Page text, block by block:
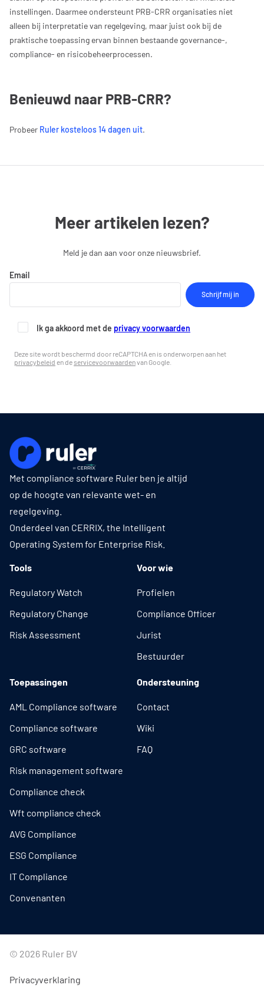
instellingen. Daarmee ondersteunt PRB-CRR organisaties niet
alleen bij interpretatie van regelgeving, maar juist ook bij de
praktische toepassing ervan binnen bestaande governance-,
compliance- en risicobeheerprocessen.
Benieuwd naar PRB-CRR?
Probeer Ruler kosteloos 14 dagen uit.
Meer artikelen lezen?
Meld je dan aan voor onze nieuwsbrief.
Email
Ik ga akkoord met de privacy voorwaarden
Deze site wordt beschermd door reCAPTCHA en is onderworpen aan het
privacybeleid en deservicevoorwaardenvan Google.
Met compliance software Ruler ben je altijd
op de hoogte van relevante wet- en
regelgeving.
Onderdeel van CERRIX, the Intelligent
Operating System for Enterprise Risk.
Tools
Regulatory Watch
Regulatory Change
Risk Assessment
Voor wie
Profielen
Compliance Officer
Jurist
Bestuurder
Toepassingen
AML Compliance software
Compliance software
GRC software
Risk management software
Compliance check
Wft compliance check
AVG Compliance
ESG Compliance
IT Compliance
Convenanten
Ondersteuning
Contact
Wiki
FAQ
© 2026 Ruler BV
Privacyverklaring